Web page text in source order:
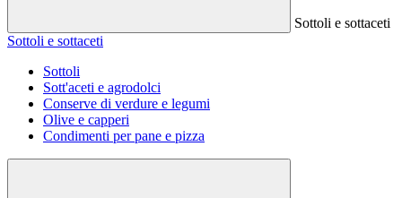
Sottoli e sottaceti
Sottoli e sottaceti
Sottoli
Sott'aceti e agrodolci
Conserve di verdure e legumi
Olive e capperi
Condimenti per pane e pizza